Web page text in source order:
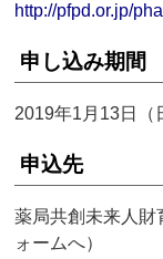
http://pfpd.or.jp/
申し込み期間
2019年1月13日（
申込先
薬局共創未来人財
ォームへ）